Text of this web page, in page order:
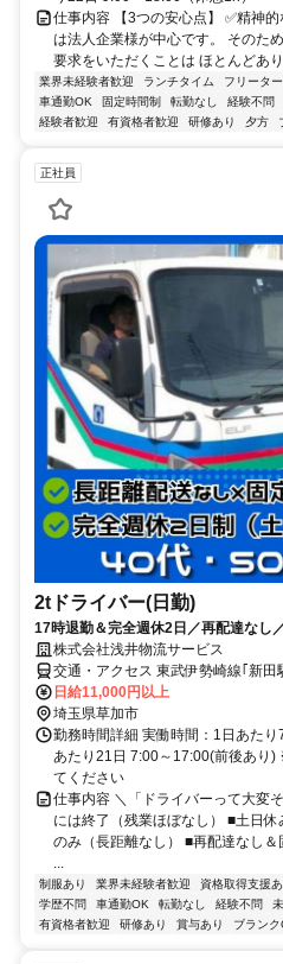
仕事内容 【3つの安心点】 ✅精神
は法人企業様が中心です。 そのた
要求をいただくことは ほとんどあ
業界未経験者歓迎 ランチタイム フリータ
車通勤OK
固定時間制 転勤なし 経験不問
経験者歓迎
有資格者歓迎 研修あり 夕方
正社員
2tドライバー(日勤)
17時退勤＆完全週休2日／再配達なし
株式会社浅井物流サービス
交通・アクセス 東武伊勢崎線｢新田
日給11,000円以上
埼玉県草加市
勤務時間詳細 実働時間：1日あた
あたり21日 7:00～17:00(前後あり
てください
仕事内容 ＼「ドライバーって大変
には終了（残業ほぼなし） ■土日
のみ（長距離なし） ■再配達なし
...
制服あり 業界未経験者歓迎 資格取得支援あ
学歴不問
車通勤OK 転勤なし 経験不問
有資格者歓迎
研修あり 賞与あり ブランク